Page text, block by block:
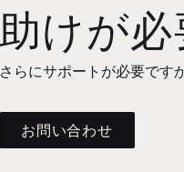
助けが
さらにサポートが必要です
お問い合わせ